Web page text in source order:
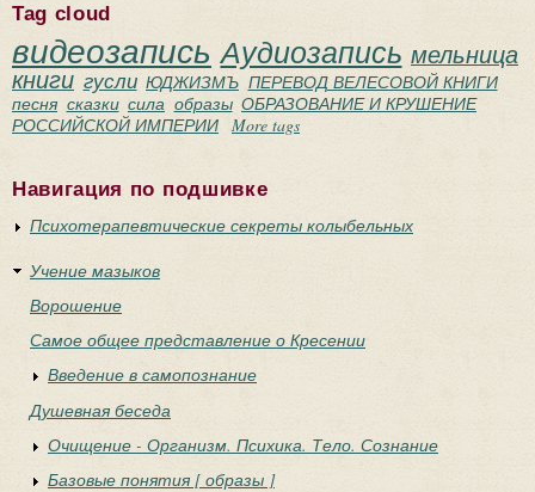
Tag cloud
видеозапись Аудиозапись мельница
книги гусли ЮДЖИЗМЪ ПЕРЕВОД ВЕЛЕСОВОЙ КНИГИ
песня сказки сила образы ОБРАЗОВАНИЕ И КРУШЕНИЕ
РОССИЙСКОЙ ИМПЕРИИ More tags
Навигация по подшивке
Психотерапевтические секреты колыбельных
Учение мазыков
Ворошение
Самое общее представление о Кресении
Введение в самопознание
Душевная беседа
Очищение - Организм. Психика. Тело. Сознание
Базовые понятия [ образы ]